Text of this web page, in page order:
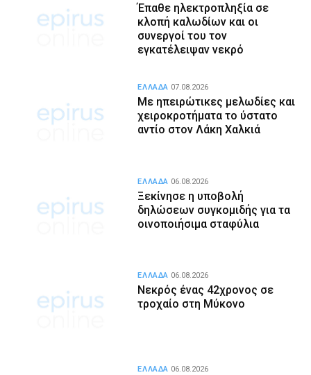
Έπαθε ηλεκτροπληξία σε
κλοπή καλωδίων και οι
συνεργοί του τον
εγκατέλειψαν νεκρό
Με ηπειρώτικες μελωδίες και
χειροκροτήματα το ύστατο
αντίο στον Λάκη Χαλκιά
ΕΛΛΑΔΑ 07.08.2026
Ξεκίνησε η υποβολή
δηλώσεων συγκομιδής για τα
οινοποιήσιμα σταφύλια
ΕΛΛΑΔΑ 06.08.2026
Νεκρός ένας 42χρονος σε
τροχαίο στη Μύκονο
ΕΛΛΑΔΑ 06.08.2026
ΕΛΛΑΔΑ 06.08.2026